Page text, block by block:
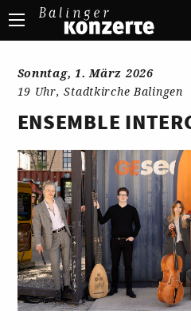
Sonntag, 1. März 2026
19 Uhr, Stadtkirche Balingen
ENSEMBLE